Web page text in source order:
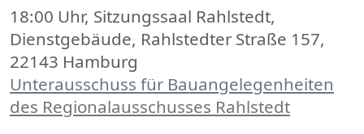
18:00 Uhr, Sitzungssaal Rahlstedt,
Dienstgebäude, Rahlstedter Straße 157,
22143 Hamburg
Unterausschuss für Bauangelegenheiten
des Regionalausschusses Rahlstedt